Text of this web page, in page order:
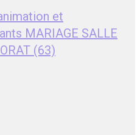
et
MARIAGE SALLE
(63)